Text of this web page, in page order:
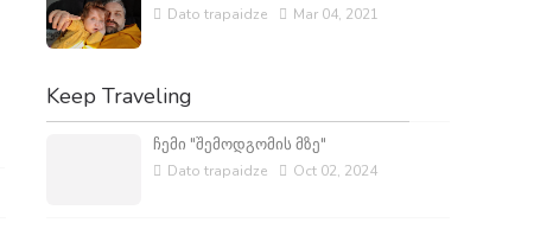
Dato trapaidze Mar 04, 2021
Keep Traveling
ჩემი "შემოდგომის მზე"
Dato trapaidze Oct 02, 2024